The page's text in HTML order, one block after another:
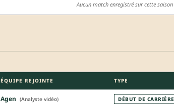
Aucun match enregistré sur cette saison
ÉQUIPE REJOINTE TYPE
Agen (Analyste vidéo) DÉBUT DE CARRIÈRE